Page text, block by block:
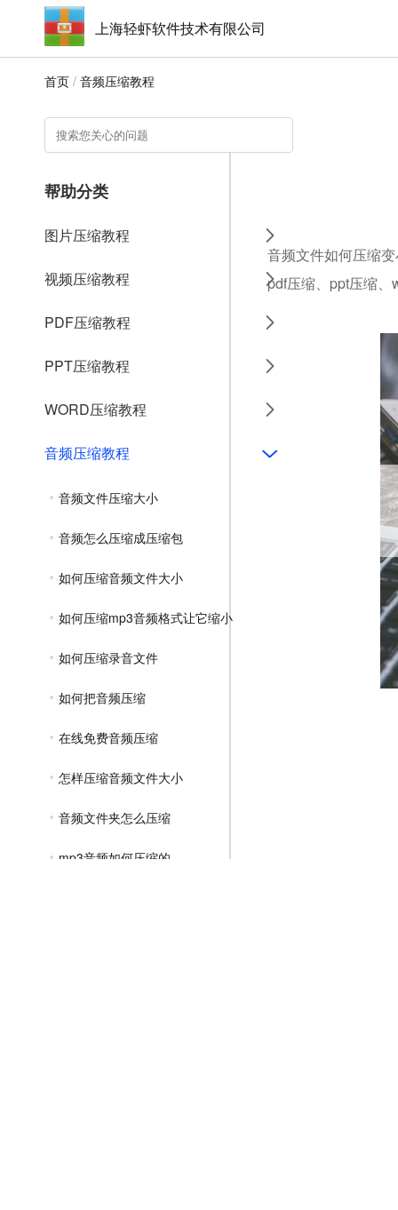
上海轻虾软件技术有限公司
首页 / 音频压缩教程
帮助分类
图片压缩教程
视频压缩教程
PDF压缩教程
PPT压缩教程
WORD压缩教程
音频压缩教程
音频文件压缩大小
音频怎么压缩成压缩包
如何压缩音频文件大小
如何压缩mp3音频格式让它缩小
如何压缩录音文件
如何把音频压缩
在线免费音频压缩
怎样压缩音频文件大小
音频文件夹怎么压缩
mp3音频如何压缩的
音频文件如何压缩
pdf压缩、ppt压缩